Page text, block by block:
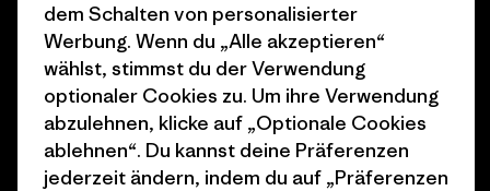
Wie wir finanzieren
Geschenkgutscheine
Stores in deiner Nähe
Affiliate-Programm
Patagonia Schweiz
Seitenverzeichnis
dem Schalten von personalisierter
Werbung. Wenn du „Alle akzeptieren“
wählst, stimmst du der Verwendung
optionaler Cookies zu. Um ihre Verwendung
abzulehnen, klicke auf „Optionale Cookies
ablehnen“. Du kannst deine Präferenzen
jederzeit ändern, indem du auf „Präferenzen